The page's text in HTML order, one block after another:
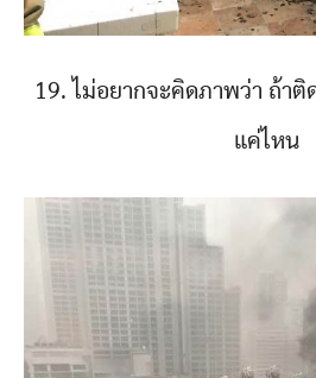
19. ไม่อยากจะคิดภาพว่า ถ้า
แค่ไหน